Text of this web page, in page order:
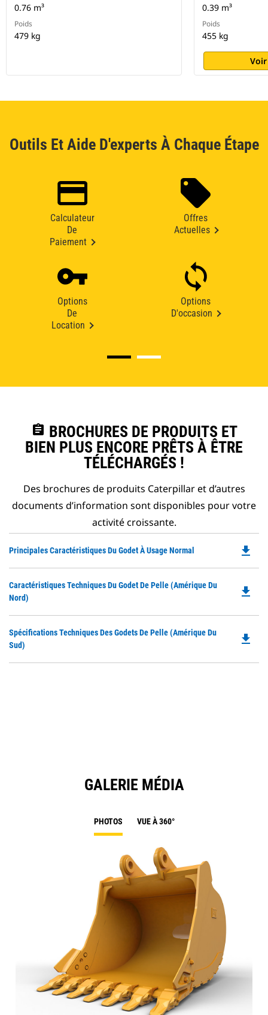
0.76 m³
Poids
479 kg
0.39 m³
Poids
455 kg
Outils Et Aide D'experts À Chaque Étape
Calculateur
De
Paiement
Offres
Actuelles
Options
De
Location
Options
D'occasion
assignment BROCHURES DE PRODUITS ET
BIEN PLUS ENCORE PRÊTS À ÊTRE
TÉLÉCHARGÉS !
Des brochures de produits Caterpillar et d’autres
documents d’information sont disponibles pour votre
activité croissante.
Principales Caractéristiques Du Godet À Usage Normal file_download
Caractéristiques Techniques Du Godet De Pelle (Amérique Du
Nord)
file_download
Spécifications Techniques Des Godets De Pelle (Amérique Du
Sud)
file_download
GALERIE MÉDIA
PHOTOS VUE À 360°